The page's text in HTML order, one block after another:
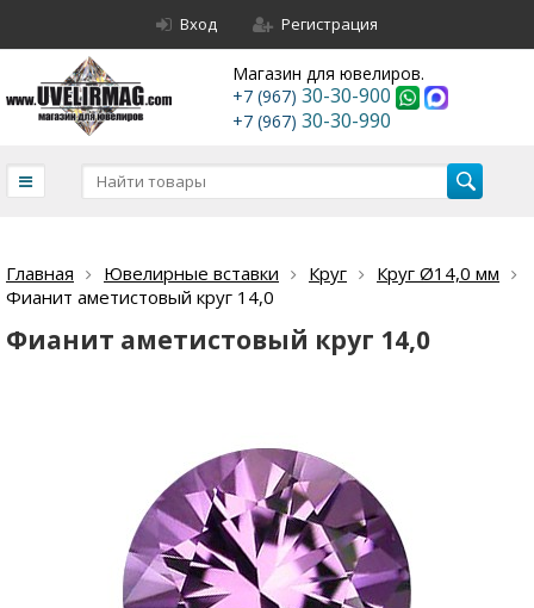
Вход Регистрация
Магазин для ювелиров.
+7 (967) 30-30-900
+7 (967) 30-30-990
Главная Ювелирные вставки Круг
Круг Ø14,0 мм
Фианит аметистовый круг 14,0
Фианит аметистовый круг 14,0